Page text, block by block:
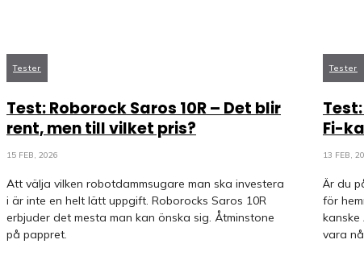
Tester
Test: Roborock Saros 10R – Det blir
rent, men till vilket pris?
15 FEB, 2026
Att välja vilken robotdammsugare man ska investera
i är inte en helt lätt uppgift. Roborocks Saros 10R
erbjuder det mesta man kan önska sig. Åtminstone
på pappret.
Tester
Fi-
13 FEB,
Är du
för
kanske
vara